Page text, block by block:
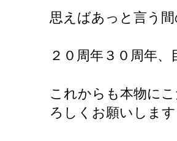
思えばあっと言う
２０周年３０周年
これからも本物に
ろしくお願いしま